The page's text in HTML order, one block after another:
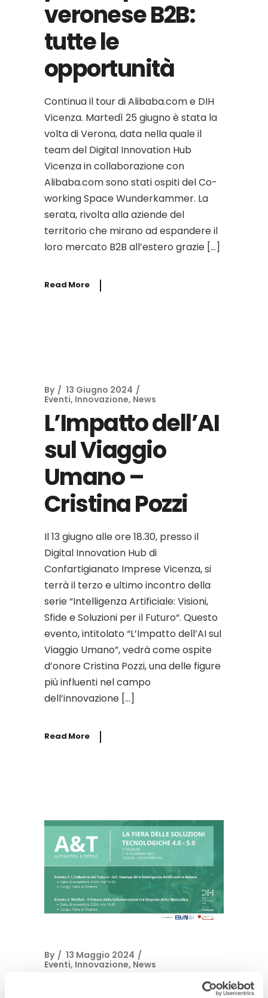
veronese B2B:
tutte le
opportunità
Continua il tour di Alibaba.com e DIH
Vicenza. Martedì 25 giugno è stata la
volta di Verona, data nella quale il
team del Digital Innovation Hub
Vicenza in collaborazione con
Alibaba.com sono stati ospiti del Co-
working Space Wunderkammer. La
serata, rivolta alla aziende del
territorio che mirano ad espandere il
loro mercato B2B all’estero grazie […]
Read More
By
13 Giugno 2024
Eventi, Innovazione, News
L’Impatto dell’AI
sul Viaggio
Umano –
Cristina Pozzi
Il 13 giugno alle ore 18.30, presso il
Digital Innovation Hub di
Confartigianato Imprese Vicenza, si
terrà il terzo e ultimo incontro della
serie “Intelligenza Artificiale: Visioni,
Sfide e Soluzioni per il Futuro“. Questo
evento, intitolato “L’Impatto dell’AI sul
Viaggio Umano”, vedrà come ospite
d’onore Cristina Pozzi, una delle figure
più influenti nel campo
dell’innovazione […]
Read More
By
13 Maggio 2024
Eventi, Innovazione, News